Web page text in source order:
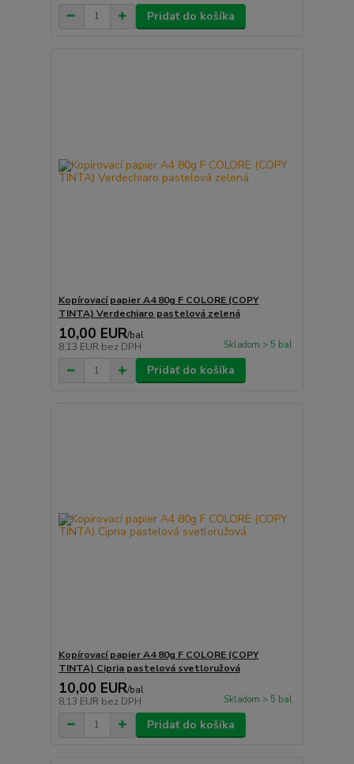
Pridať do košíka
Kopírovací papier A4 80g F COLORE (COPY
TINTA) Verdechiaro pastelová zelená
10,00 EUR/bal
8,13 EUR bez DPH Skladom > 5 bal
Pridať do košíka
Kopírovací papier A4 80g F COLORE (COPY
TINTA) Cipria pastelová svetloružová
10,00 EUR/bal
8,13 EUR bez DPH Skladom > 5 bal
Pridať do košíka